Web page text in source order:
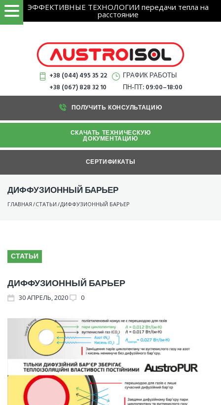
ЭФФЕКТИВНЫЕ ТЕХНОЛОГИИ передачи тепла на
расстояние
НАЙТИ
+38 (044) 495 35 22
+38 (067) 828 32 10
ГРАФИК РАБОТЫ
ПН-ПТ: 09:00–18:00
ПОЛУЧИТЬ КОНСУЛЬТАЦИЮ
СКАЧАТЬ ТЕХНИЧЕСКУЮ
ДОКУМЕНТАЦИЮ
СЕРТИФИКАТЫ
ДИФФУЗИОННЫЙ БАРЬЕР
ГЛАВНАЯ /СТАТЬИ /ДИФФУЗИОННЫЙ БАРЬЕР
СТАТЬИ
ДИФФУЗИОННЫЙ БАРЬЕР
30АПРЕЛЬ, 2020 0